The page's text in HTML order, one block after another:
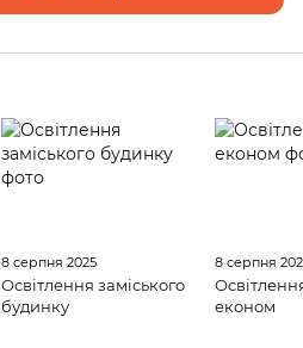
8 серпня 2025
Освітлення заміського
будинку
8 серпня
економ